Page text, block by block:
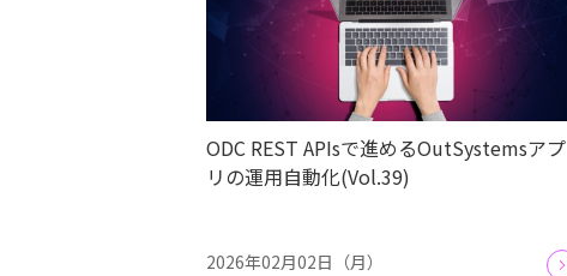
ODC REST APIsで進めるOutSystemsアプ
リの運用自動化(Vol.39)
2026年02月02日（月）